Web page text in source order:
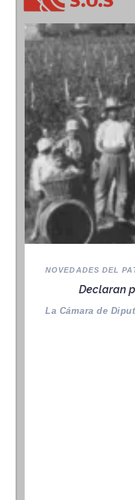
NOVEDADES DEL
Declaran
La Cámara de